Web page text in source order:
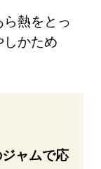
熱をとっ
しかため
ャムで応